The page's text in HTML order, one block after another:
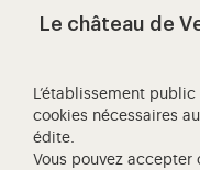
Le château de
L’établissement
cookies nécessaires
édite.
Vous pouvez